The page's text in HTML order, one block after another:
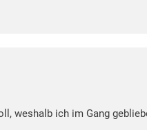
weshalb ich im Gang